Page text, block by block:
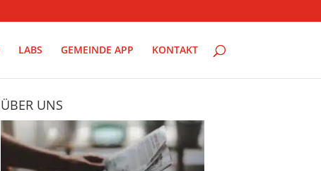
LABS GEMEINDE APP KONTAKT
ÜBER UNS